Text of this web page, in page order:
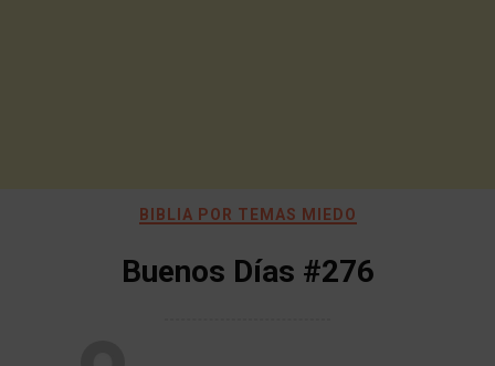
BIBLIA POR TEMAS MIEDO
Buenos Días #276